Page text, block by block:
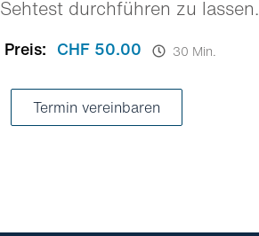
Sehtest durchführen zu lassen.
Preis: CHF 50.00 30 Min.
Termin vereinbaren